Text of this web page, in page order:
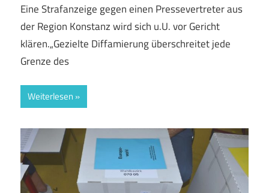
Eine Strafanzeige gegen einen Pressevertreter aus
der Region Konstanz wird sich u.U. vor Gericht
klären.„Gezielte Diffamierung überschreitet jede
Grenze des
Weiterlesen